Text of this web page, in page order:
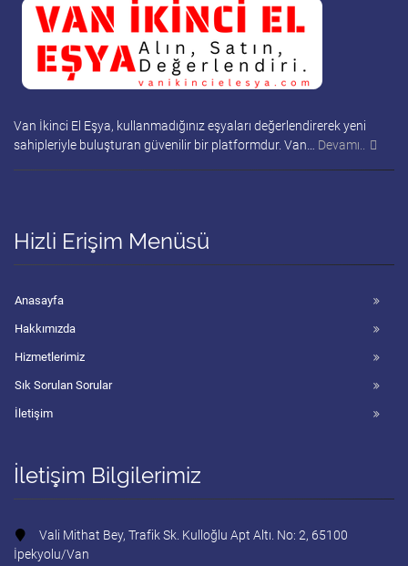
Van İkinci El Eşya, kullanmadığınız eşyaları değerlendirerek yeni
sahipleriyle buluşturan güvenilir bir platformdur. Van… Devamı..
Hizli Erişim Menüsü
Anasayfa
Hakkımızda
Hizmetlerimiz
Sık Sorulan Sorular
İletişim
İletişim Bilgilerimiz
Vali Mithat Bey, Trafik Sk. Kulloğlu Apt Altı. No: 2, 65100
İpekyolu/Van